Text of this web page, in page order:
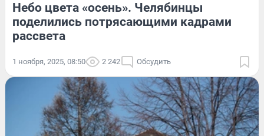
Небо цвета «осень». Челябинцы
поделились потрясающими кадрами
рассвета
1 ноября, 2025, 08:50 2 242 Обсудить